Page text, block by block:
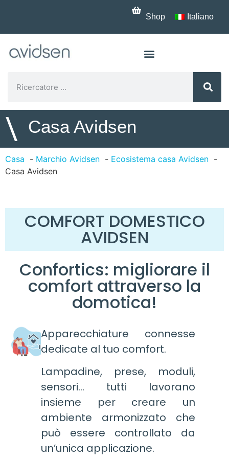
Shop Italiano
\ Casa Avidsen
Casa Marchio Avidsen
Ecosistema casa Avidsen
Casa Avidsen
COMFORT DOMESTICO
AVIDSEN
Confortics: migliorare il
comfort attraverso la
domotica!
Apparecchiature connesse
dedicate al tuo comfort.
Lampadine, prese, moduli,
sensori… tutti lavorano
insieme per creare un
ambiente armonizzato che
può essere controllato da
un’unica applicazione.